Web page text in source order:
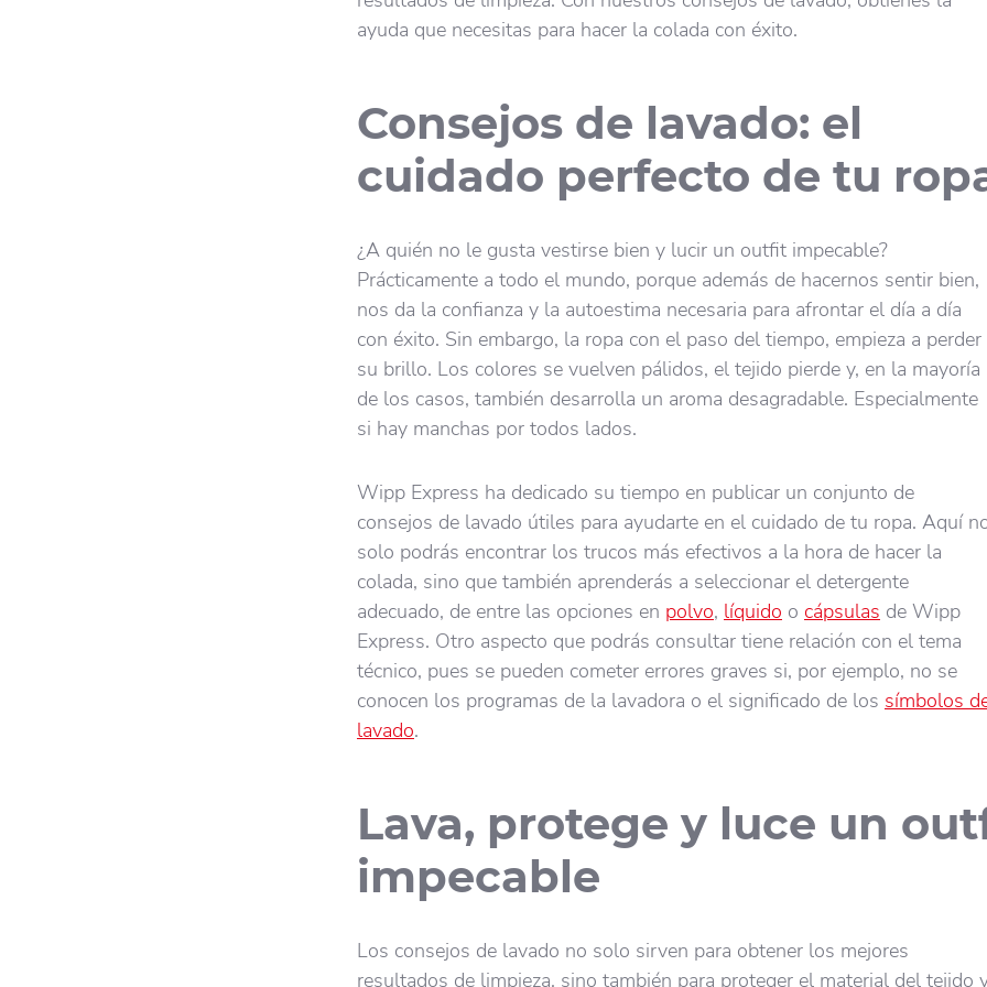
ayuda que necesitas para hacer la colada con éxito.
Consejos de lavado: el
cuidado perfecto de tu
¿A quién no le gusta vestirse bien y lucir un outfit impecable?
Prácticamente a todo el mundo, porque además de hacernos sentir bien,
nos da la confianza y la autoestima necesaria para afrontar el día a día
con éxito. Sin embargo, la ropa con el paso del tiempo, empieza a perder
su brillo. Los colores se vuelven pálidos, el tejido pierde y, en la mayoría
de los casos, también desarrolla un aroma desagradable. Especialmente
si hay manchas por todos lados.
Wipp Express ha dedicado su tiempo en publicar un conjunto de
consejos de lavado útiles para ayudarte en el cuidado de tu ropa. Aquí
solo podrás encontrar los trucos más efectivos a la hora de hacer la
colada, sino que también aprenderás a seleccionar el detergente
adecuado, de entre las opciones en polvo, líquido o cápsulas de Wipp
Express. Otro aspecto que podrás consultar tiene relación con el tema
técnico, pues se pueden cometer errores graves si, por ejemplo, no se
conocen los programas de la lavadora o el significado de los símbolos
lavado.
Lava, protege y luce un
impecable
Los consejos de lavado no solo sirven para obtener los mejores
resultados de limpieza, sino también para proteger el material del tejido